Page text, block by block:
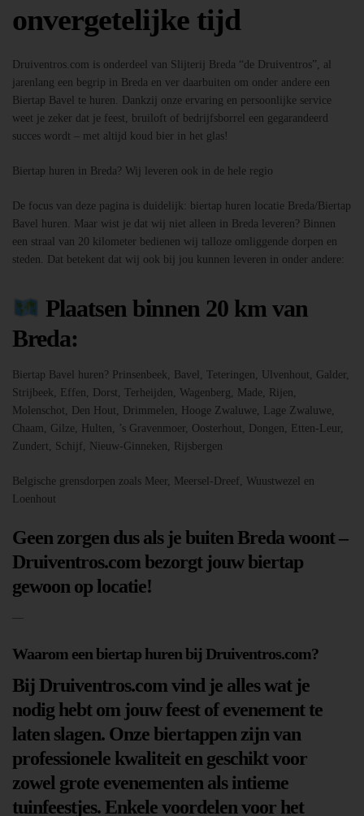
onvergetelijke tijd
Druiventros.com is onderdeel van Slijterij Breda “de Druiventros”, al
jarenlang een begrip in Breda en ver daarbuiten om onder andere een
Biertap Bavel te huren. Dankzij onze ervaring en persoonlijke service
weet je zeker dat je feest, bruiloft of bedrijfsborrel een gegarandeerd
succes wordt – met altijd koud bier in het glas!
Biertap huren in Breda? Wij leveren ook in de hele regio
De focus van deze pagina is duidelijk: biertap huren locatie Breda/Biertap
Bavel huren. Maar wist je dat wij niet alleen in Breda leveren? Binnen
een straal van 20 kilometer bedienen wij talloze omliggende dorpen en
steden. Dat betekent dat wij ook bij jou kunnen leveren in onder andere:
Plaatsen binnen 20 km van
Breda:
Biertap Bavel huren? Prinsenbeek, Bavel, Teteringen, Ulvenhout, Galder,
Strijbeek, Effen, Dorst, Terheijden, Wagenberg, Made, Rijen,
Molenschot, Den Hout, Drimmelen, Hooge Zwaluwe, Lage Zwaluwe,
Chaam, Gilze, Hulten, ’s Gravenmoer, Oosterhout, Dongen, Etten-Leur,
Zundert, Schijf, Nieuw-Ginneken, Rijsbergen
Belgische grensdorpen zoals Meer, Meersel-Dreef, Wuustwezel en
Loenhout
Geen zorgen dus als je buiten Breda woont –
Druiventros.com bezorgt jouw biertap
gewoon op locatie!
—
Waarom een biertap huren bij Druiventros.com?
Bij Druiventros.com vind je alles wat je
nodig hebt om jouw feest of evenement te
laten slagen. Onze biertappen zijn van
professionele kwaliteit en geschikt voor
zowel grote evenementen als intieme
tuinfeestjes. Enkele voordelen voor het